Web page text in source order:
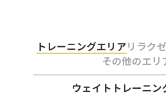
トレーニングエリアリラク
その他のエリ
ウェイトトレーニン